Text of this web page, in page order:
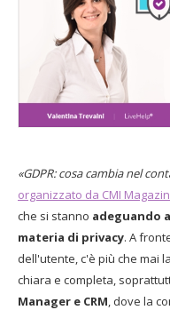
«GDPR: cosa cambia nel
organizzato da CMI
che si stanno adeguando
materia di privacy. A
dell'utente, c'è più che mai
chiara e completa,
Manager e CRM , dove la